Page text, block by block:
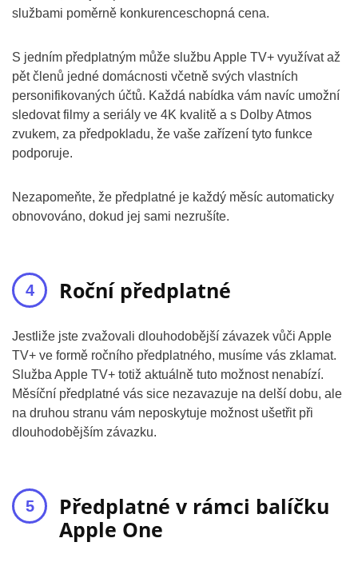
službami poměrně konkurenceschopná cena.
S jedním předplatným může službu Apple TV+ využívat až
pět členů jedné domácnosti včetně svých vlastních
personifikovaných účtů. Každá nabídka vám navíc umožní
sledovat filmy a seriály ve 4K kvalitě a s Dolby Atmos
zvukem, za předpokladu, že vaše zařízení tyto funkce
podporuje.
Nezapomeňte, že předplatné je každý měsíc automaticky
obnovováno, dokud jej sami nezrušíte.
Roční předplatné
Jestliže jste zvažovali dlouhodobější závazek vůči Apple
TV+ ve formě ročního předplatného, musíme vás zklamat.
Služba Apple TV+ totiž aktuálně tuto možnost nenabízí.
Měsíční předplatné vás sice nezavazuje na delší dobu, ale
na druhou stranu vám neposkytuje možnost ušetřit při
dlouhodobějším závazku.
Předplatné v rámci balíčku
Apple One